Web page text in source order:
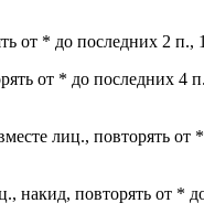
от * до последних 2 п.,
от * до последних 4
лиц., повторять от
накид, повторять от *